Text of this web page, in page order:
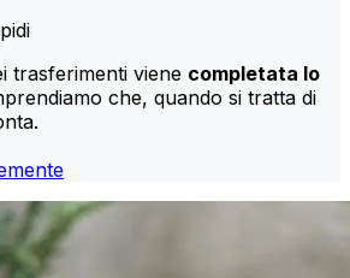
trasferimenti viene completata lo
che, quando si tratta di